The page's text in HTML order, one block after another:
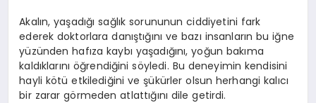
Akalın, yaşadığı sağlık sorununun ciddiyetini fark
ederek doktorlara danıştığını ve bazı insanların bu iğne
yüzünden hafıza kaybı yaşadığını, yoğun bakıma
kaldıklarını öğrendiğini söyledi. Bu deneyimin kendisini
hayli kötü etkilediğini ve şükürler olsun herhangi kalıcı
bir zarar görmeden atlattığını dile getirdi.